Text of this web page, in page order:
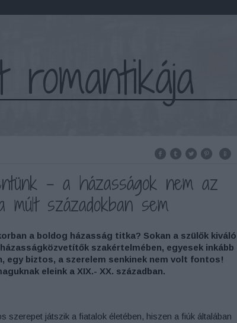
romantikája
– a házasságok nem az
századokban sem
a boldog házasság titka? Sokan a szülők kiváló
szakértelmében, egyesek inkább
egy biztos, a szerelem senkinek nem volt fontos!
eleink a XIX.- XX. században.
szerepet játszik a fiatalok életében, hiszen a fiúk általában